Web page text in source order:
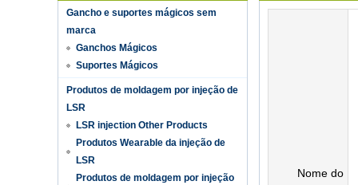
Gancho e suportes mágicos sem
marca
Ganchos Mágicos
Suportes Mágicos
Produtos de moldagem por injeção de
LSR
LSR injection Other Products
Produtos Wearable da injeção de
LSR
Produtos de moldagem por injeção
Nome do